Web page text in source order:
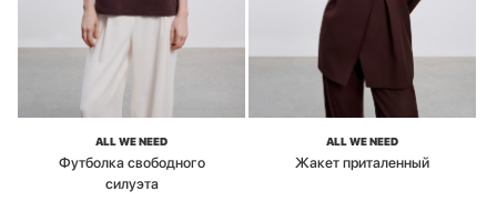
ALL WE NEED
Футболка свободного
силуэта
ALL WE NEED
Жакет приталенный